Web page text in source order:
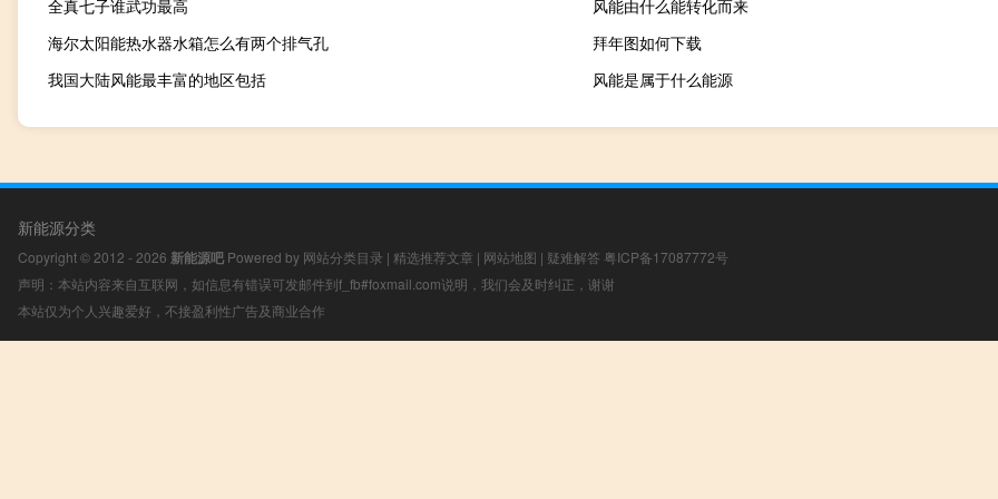
全真七子谁武功最高
风能由什么能转化而来
海尔太阳能热水器水箱怎么有两个排气孔
拜年图如何下载
我国大陆风能最丰富的地区包括
风能是属于什么能源
新能源分类
Copyright © 2012 - 2026 新能源吧 Powered by 网站分类目录 | 精选推荐文章 | 网站地图 | 疑难解答 粤ICP备17087772号
声明：本站内容来自互联网，如信息有错误可发邮件到f_fb#foxmail.com说明，我们会及时纠正，谢谢
本站仅为个人兴趣爱好，不接盈利性广告及商业合作